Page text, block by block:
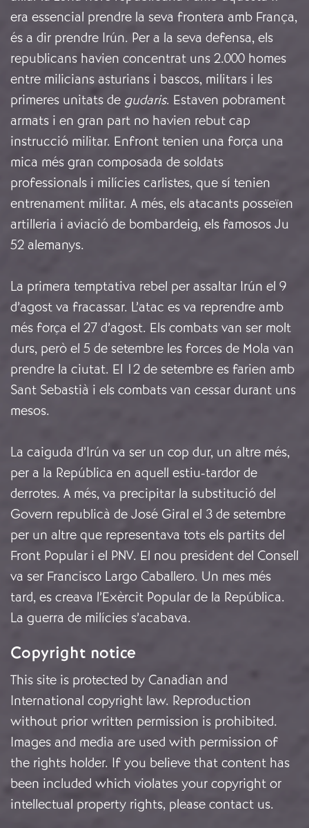
era essencial prendre la seva frontera amb França,
és a dir prendre Irún. Per a la seva defensa, els
republicans havien concentrat uns 2.000 homes
entre milicians asturians i bascos, militars i les
primeres unitats de gudaris. Estaven pobrament
armats i en gran part no havien rebut cap
instrucció militar. Enfront tenien una força una
mica més gran composada de soldats
professionals i milícies carlistes, que sí tenien
entrenament militar. A més, els atacants posseïen
artilleria i aviació de bombardeig, els famosos Ju
52 alemanys.
La primera temptativa rebel per assaltar Irún el 9
d’agost va fracassar. L’atac es va reprendre amb
més força el 27 d’agost. Els combats van ser molt
durs, però el 5 de setembre les forces de Mola van
prendre la ciutat. El 12 de setembre es farien amb
Sant Sebastià i els combats van cessar durant uns
mesos.
La caiguda d’Irún va ser un cop dur, un altre més,
per a la República en aquell estiu-tardor de
derrotes. A més, va precipitar la substitució del
Govern republicà de José Giral el 3 de setembre
per un altre que representava tots els partits del
Front Popular i el PNV. El nou president del Consell
va ser Francisco Largo Caballero. Un mes més
tard, es creava l’Exèrcit Popular de la República.
La guerra de milícies s’acabava.
Copyright notice
This site is protected by Canadian and
International copyright law. Reproduction
without prior written permission is prohibited.
Images and media are used with permission of
the rights holder. If you believe that content has
been included which violates your copyright or
intellectual property rights, please contact us.